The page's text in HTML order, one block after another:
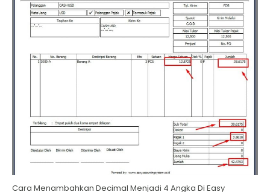
Cara Menambahkan Decimal Menjadi 4 Angka Di Easy